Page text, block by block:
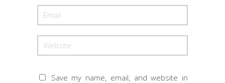
Save my name, email, and website in